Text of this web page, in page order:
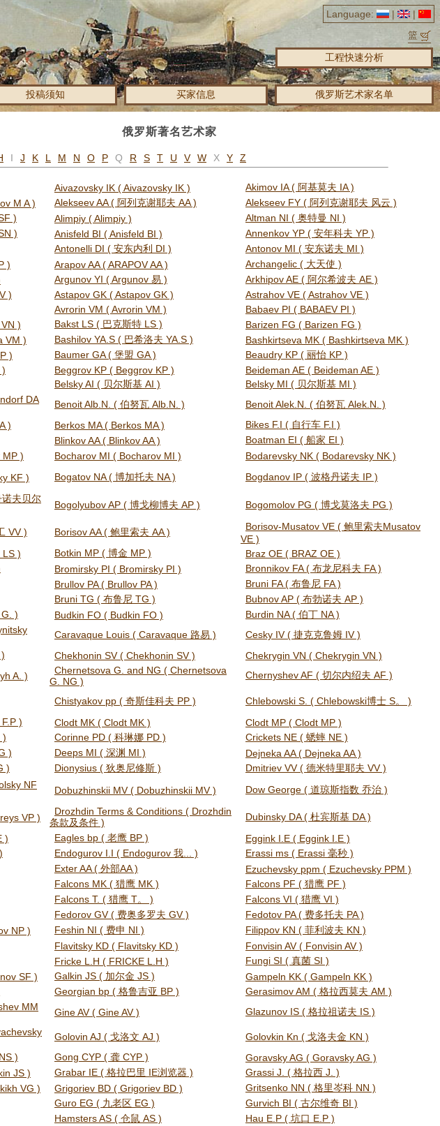
Language: |
|
篮
工程快速分析
投稿须知 买家信息 俄罗斯艺术家名单
俄罗斯著名艺术家
I J K L M N O P Q R S T U V W X Y Z
Aivazovsky IK ( Aivazovsky IK )
Akimov IA ( 阿基莫夫 IA )
M A ) Alekseev AA ( 阿列克谢耶夫 AA )
Alekseev FY ( 阿列克谢耶夫 风云 )
) Alimpiy ( Alimpiy )
Altman NI ( 奥特曼 NI )
) Anisfeld BI ( Anisfeld BI )
Annenkov YP ( 安年科夫 YP )
Antonelli DI ( 安东内利 DI )
Antonov MI ( 安东诺夫 MI )
) Arapov AA ( ARAPOV AA )
Archangelic ( 大天使 )
Argunov YI ( Argunov 易 )
Arkhipov AE ( 阿尔希波夫 AE )
) Astapov GK ( Astapov GK )
Astrahov VE ( Astrahov VE )
Avrorin VM ( Avrorin VM )
Babaev PI ( BABAEV PI )
) Bakst LS ( 巴克斯特 LS )
Barizen FG ( Barizen FG )
VM ) Bashilov YA.S ( 巴希洛夫 YA.S )
Bashkirtseva MK ( Bashkirtseva MK )
) Baumer GA ( 堡盟 GA )
Beaudry KP ( 丽怡 KP )
) Beggrov KP ( Beggrov KP )
Beideman AE ( Beideman AE )
Belsky AI ( 贝尔斯基 AI )
Belsky MI ( 贝尔斯基 MI )
DA
Benoit Alb.N. ( 伯努瓦 Alb.N. )
Benoit Alek.N. ( 伯努瓦 Alek.N. )
) Berkos MA ( Berkos MA )
Bikes F.I ( 自行车 F.I )
Blinkov AA ( Blinkov AA )
Boatman EI ( 船家 EI )
MP ) Bocharov MI ( Bocharov MI )
Bodarevsky NK ( Bodarevsky NK )
KF ) Bogatov NA ( 博加托夫 NA ) Bogdanov IP ( 波格丹诺夫 IP )
夫贝尔
Bogolyubov AP ( 博戈柳博夫 AP )
Bogomolov PG ( 博戈莫洛夫 PG )
VV ) Borisov AA ( 鲍里索夫 AA )
Borisov-Musatov VE ( 鲍里索夫Musatov
VE )
LS ) Botkin MP ( 博金 MP )
Braz OE ( BRAZ OE )
Bromirsky PI ( Bromirsky PI )
Bronnikov FA ( 布龙尼科夫 FA )
Brullov PA ( Brullov PA )
Bruni FA ( 布鲁尼 FA )
Bruni TG ( 布鲁尼 TG )
Bubnov AP ( 布勃诺夫 AP )
) Budkin FO ( Budkin FO )
Burdin NA ( 伯丁 NA )
Caravaque Louis ( Caravaque 路易 )
Cesky IV ( 捷克克鲁姆 IV )
Chekhonin SV ( Chekhonin SV )
Chekrygin VN ( Chekrygin VN )
A. )
Chernetsova G. and NG ( Chernetsova
G. NG )
Chernyshev AF ( 切尔内绍夫 AF )
Chistyakov pp ( 奇斯佳科夫 PP )
Chlebowski S. ( Chlebowski博士 S。 )
) Clodt MK ( Clodt MK )
Clodt MP ( Clodt MP )
) Corinne PD ( 科琳娜 PD )
Crickets NE ( 蟋蟀 NE )
) Deeps MI ( 深渊 MI )
Dejneka AA ( Dejneka AA )
) Dionysius ( 狄奥尼修斯 )
Dmitriev VV ( 德米特里耶夫 VV )
NF
Dobuzhinskii MV ( Dobuzhinskii MV ) Dow George ( 道琼斯指数 乔治 )
VP )
Drozhdin Terms & Conditions ( Drozhdin
条款及条件 )
Dubinsky DA ( 杜宾斯基 DA )
) Eagles bp ( 老鹰 BP )
Eggink I.E ( Eggink I.E )
Endogurov I.I ( Endogurov 我... )
Erassi ms ( Erassi 毫秒 )
Exter AA ( 外部AA )
Ezuchevsky ppm ( Ezuchevsky PPM )
Falcons MK ( 猎鹰 MK )
Falcons PF ( 猎鹰 PF )
Falcons T. ( 猎鹰 T。 )
Falcons VI ( 猎鹰 VI )
Fedorov GV ( 费奥多罗夫 GV )
Fedotov PA ( 费多托夫 PA )
NP ) Feshin NI ( 费申 NI )
Filippov KN ( 菲利波夫 KN )
Flavitsky KD ( Flavitsky KD )
Fonvisin AV ( Fonvisin AV )
Fricke L.H ( FRICKE L.H )
Fungi SI ( 真菌 SI )
SF ) Galkin JS ( 加尔金 JS )
Gampeln KK ( Gampeln KK )
Georgian bp ( 格鲁吉亚 BP )
Gerasimov AM ( 格拉西莫夫 AM )
MM
Gine AV ( Gine AV ) Glazunov IS ( 格拉祖诺夫 IS )
Golovin AJ ( 戈洛文 AJ )
Golovkin Kn ( 戈洛夫金 KN )
) Gong CYP ( 龚 CYP )
Goravsky AG ( Goravsky AG )
JS ) Grabar IE ( 格拉巴里 IE浏览器 )
Grassi J. ( 格拉西 J. )
VG ) Grigoriev BD ( Grigoriev BD )
Gritsenko NN ( 格里岑科 NN )
Guro EG ( 九老区 EG )
Gurvich BI ( 古尔维奇 BI )
Hamsters AS ( 仓鼠 AS )
Hau E.P ( 坑口 E.P )